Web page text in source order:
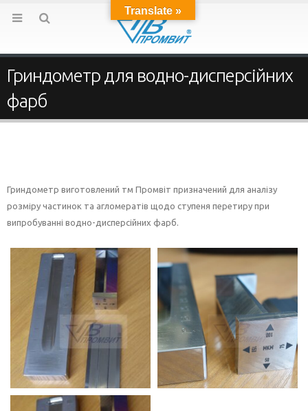
Гриндометр для водно-дисперсійних
фарб
Гриндометр виготовлений тм Промвіт призначений для аналізу
розміру частинок та агломератів щодо ступеня перетиру при
випробуванні водно-дисперсійних фарб.
Translate »